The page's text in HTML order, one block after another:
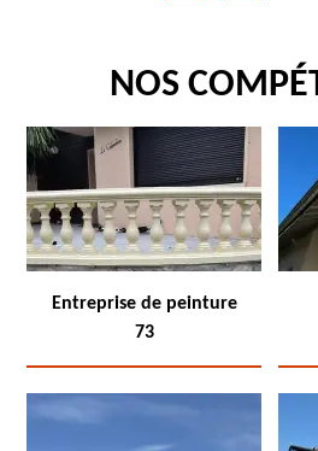
NOS
Entreprise de peinture
73